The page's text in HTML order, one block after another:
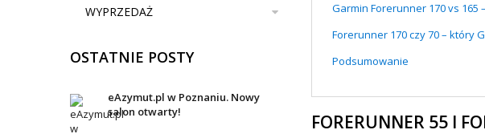
WYPRZEDAŻ
OSTATNIE POSTY
eAzymut.pl w Poznaniu. Nowy
salon otwarty!
Garmin Forerunner 170 vs 165
Forerunner 170 czy 70 – który
Podsumowanie
FORERUNNER 55 I